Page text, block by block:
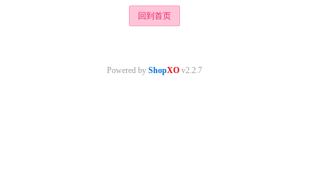
回到首页
Powered by ShopXO v2.2.7